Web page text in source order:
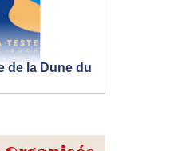
de la Dune du